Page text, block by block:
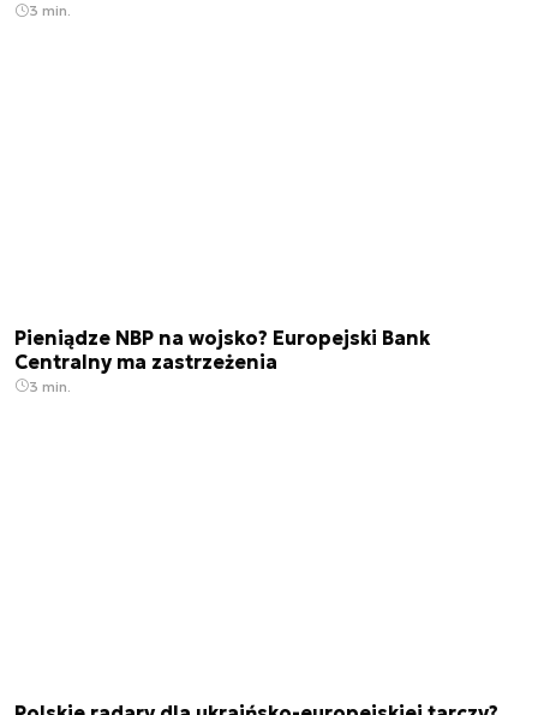
3 min.
Pieniądze NBP na wojsko? Europejski Bank
Centralny ma zastrzeżenia
3 min.